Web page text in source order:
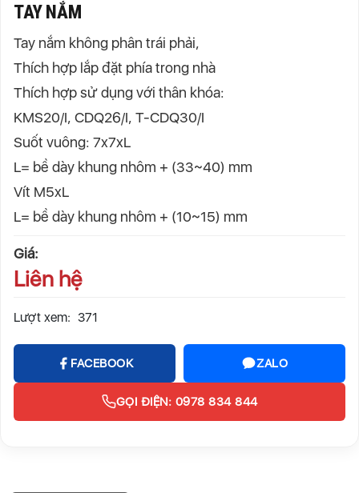
TAY NẮM
Tay nắm không phân trái phải,
Thích hợp lắp đặt phía trong nhà
Thích hợp sử dụng với thân khóa:
KMS20/I, CDQ26/I, T-CDQ30/I
Suốt vuông: 7x7xL
L= bề dày khung nhôm + (33~40) mm
Vít M5xL
L= bề dày khung nhôm + (10~15) mm
Giá:
Liên hệ
Lượt xem: 371
FACEBOOK ZALO
GỌI ĐIỆN: 0978 834 844